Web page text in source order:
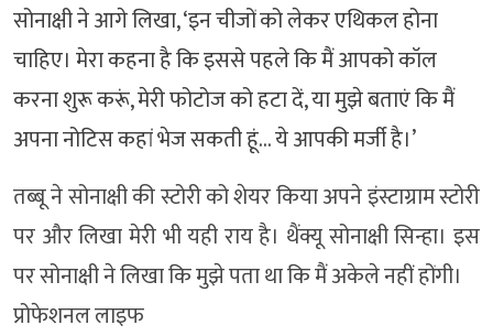
सोनाक्षी ने आगे लिखा, ‘इन चीजों को लेकर एथिकल होना
चाहिए। मेरा कहना है कि इससे पहले कि मैं आपको कॉल
करना शुरू करूं, मेरी फोटोज को हटा दें, या मुझे बताएं कि मैं
अपना नोटिस कहां भेज सकती हूं… ये आपकी मर्जी है।’
तब्बू ने सोनाक्षी की स्टोरी को शेयर किया अपने इंस्टाग्राम स्टोरी
पर और लिखा मेरी भी यही राय है। थैंक्यू सोनाक्षी सिन्हा। इस
पर सोनाक्षी ने लिखा कि मुझे पता था कि मैं अकेले नहीं होंगी।
प्रोफेशनल लाइफ